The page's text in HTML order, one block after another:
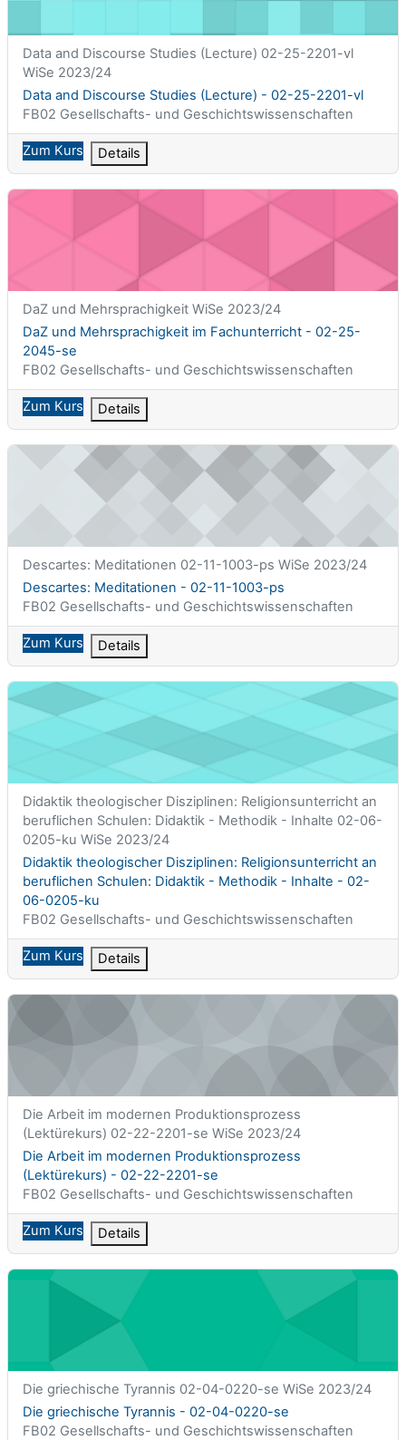
Kurzer Kursname
Data and Discourse Studies (Lecture) 02-25-2201-vl
WiSe 2023/24
Kursname
Data and Discourse Studies (Lecture) - 02-25-2201-vl
Kursbereich
FB02 Gesellschafts- und Geschichtswissenschaften
Zum Kurs Details
DaZ und Mehrsprachigkeit im Fachunterricht - 02-25-2045-se
Kurzer Kursname
DaZ und Mehrsprachigkeit WiSe 2023/24
Kursname
DaZ und Mehrsprachigkeit im Fachunterricht - 02-25-
2045-se
Kursbereich
FB02 Gesellschafts- und Geschichtswissenschaften
Zum Kurs Details
Descartes: Meditationen - 02-11-1003-ps
Kurzer Kursname
Descartes: Meditationen 02-11-1003-ps WiSe 2023/24
Kursname
Descartes: Meditationen - 02-11-1003-ps
Kursbereich
FB02 Gesellschafts- und Geschichtswissenschaften
Zum Kurs Details
Didaktik theologischer Disziplinen: Religionsunterricht an
Kurzer Kursname
Didaktik theologischer Disziplinen: Religionsunterricht an
beruflichen Schulen: Didaktik - Methodik - Inhalte 02-06-
0205-ku WiSe 2023/24
Kursname
Didaktik theologischer Disziplinen: Religionsunterricht an
beruflichen Schulen: Didaktik - Methodik - Inhalte - 02-
06-0205-ku
Kursbereich
FB02 Gesellschafts- und Geschichtswissenschaften
Zum Kurs Details
Die Arbeit im modernen Produktionsprozess (Lektürekurs) -
Kurzer Kursname
Die Arbeit im modernen Produktionsprozess
(Lektürekurs) 02-22-2201-se WiSe 2023/24
Kursname
Die Arbeit im modernen Produktionsprozess
(Lektürekurs) - 02-22-2201-se
Kursbereich
FB02 Gesellschafts- und Geschichtswissenschaften
Zum Kurs Details
Die griechische Tyrannis - 02-04-0220-se
Kurzer Kursname
Die griechische Tyrannis 02-04-0220-se WiSe 2023/24
Kursname
Die griechische Tyrannis - 02-04-0220-se
Kursbereich
FB02 Gesellschafts- und Geschichtswissenschaften